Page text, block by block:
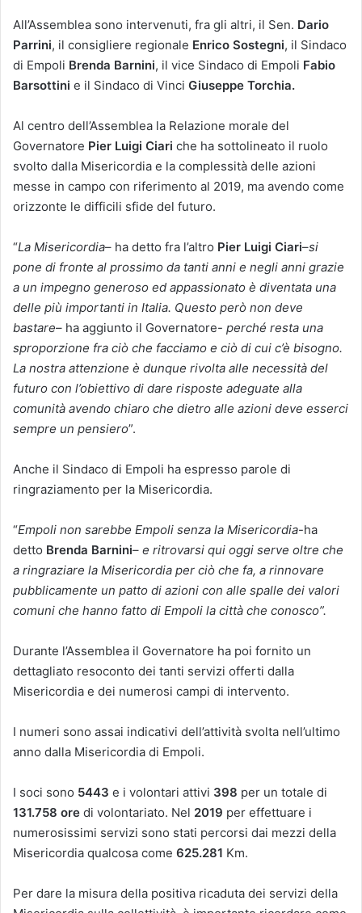
All’Assemblea sono intervenuti, fra gli altri, il Sen. Dario
Parrini, il consigliere regionale Enrico Sostegni, il Sindaco
di Empoli Brenda Barnini, il vice Sindaco di Empoli Fabio
Barsottini e il Sindaco di Vinci Giuseppe Torchia.
Al centro dell’Assemblea la Relazione morale del
Governatore Pier Luigi Ciari che ha sottolineato il ruolo
svolto dalla Misericordia e la complessità delle azioni
messe in campo con riferimento al 2019, ma avendo come
orizzonte le difficili sfide del futuro.
“La Misericordia– ha detto fra l’altro Pier Luigi Ciari–si
pone di fronte al prossimo da tanti anni e negli anni grazie
a un impegno generoso ed appassionato è diventata una
delle più importanti in Italia. Questo però non deve
bastare– ha aggiunto il Governatore- perché resta una
sproporzione fra ciò che facciamo e ciò di cui c’è bisogno.
La nostra attenzione è dunque rivolta alle necessità del
futuro con l’obiettivo di dare risposte adeguate alla
comunità avendo chiaro che dietro alle azioni deve esserci
sempre un pensiero”.
Anche il Sindaco di Empoli ha espresso parole di
ringraziamento per la Misericordia.
“Empoli non sarebbe Empoli senza la Misericordia-ha
detto Brenda Barnini– e ritrovarsi qui oggi serve oltre che
a ringraziare la Misericordia per ciò che fa, a rinnovare
pubblicamente un patto di azioni con alle spalle dei valori
comuni che hanno fatto di Empoli la città che conosco”.
Durante l’Assemblea il Governatore ha poi fornito un
dettagliato resoconto dei tanti servizi offerti dalla
Misericordia e dei numerosi campi di intervento.
I numeri sono assai indicativi dell’attività svolta nell’ultimo
anno dalla Misericordia di Empoli.
I soci sono 5443 e i volontari attivi 398 per un totale di
131.758 ore di volontariato. Nel 2019 per effettuare i
numerosissimi servizi sono stati percorsi dai mezzi della
Misericordia qualcosa come 625.281 Km.
Per dare la misura della positiva ricaduta dei servizi della